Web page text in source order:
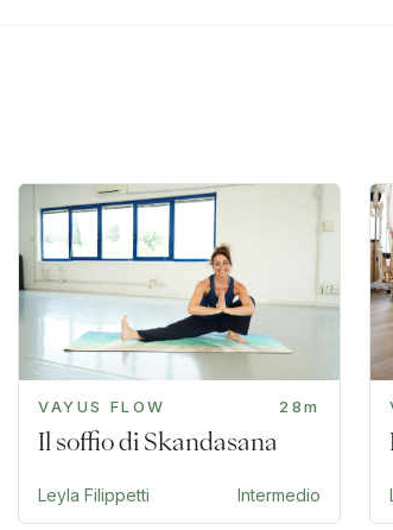
VAYUS FLOW 28m
Il soffio di Skandasana
Leyla Filippetti Intermedio